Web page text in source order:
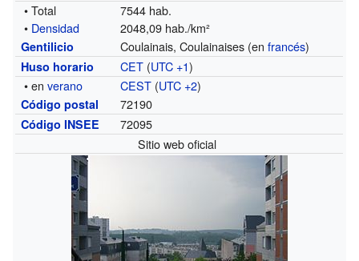
• Total
7544 hab.
• Densidad 2048,09 hab./km²
Gentilicio Coulainais, Coulainaises (enfrancés)
Huso horario CET (UTC +1)
• enverano CEST (UTC +2)
Código postal 72190
Código INSEE
72095
Sitio web oficial